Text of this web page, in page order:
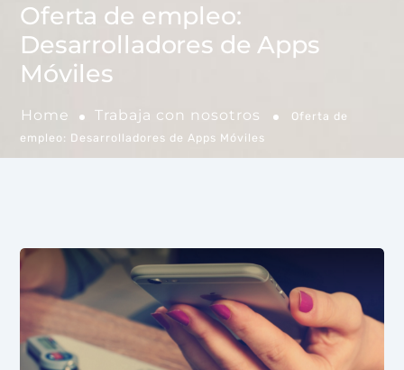
Oferta de empleo:
Desarrolladores de Apps
Móviles
Home Trabaja con nosotros
Oferta de
empleo: Desarrolladores de Apps Móviles